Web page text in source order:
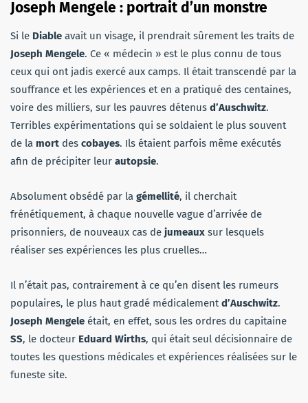
Joseph Mengele : portrait d’un monstre
Si le Diable avait un visage, il prendrait sûrement les traits de
Joseph Mengele. Ce « médecin » est le plus connu de tous
ceux qui ont jadis exercé aux camps. Il était transcendé par la
souffrance et les expériences et en a pratiqué des centaines,
voire des milliers, sur les pauvres détenus d’Auschwitz.
Terribles expérimentations qui se soldaient le plus souvent
de la mort des cobayes. Ils étaient parfois même exécutés
afin de précipiter leur autopsie.
Absolument obsédé par la gémellité, il cherchait
frénétiquement, à chaque nouvelle vague d’arrivée de
prisonniers, de nouveaux cas de jumeaux sur lesquels
réaliser ses expériences les plus cruelles…
Il n’était pas, contrairement à ce qu’en disent les rumeurs
populaires, le plus haut gradé médicalementd’Auschwitz.
Joseph Mengele était, en effet, sous les ordres du capitaine
SS, le docteur Eduard Wirths, qui était seul décisionnaire de
toutes les questions médicales et expériences réalisées sur le
funeste site.